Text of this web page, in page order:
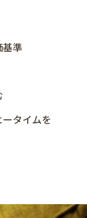
基準
タイムを